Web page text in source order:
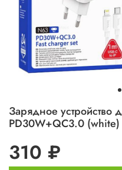
Зарядное
PD30W+QC3.0 (white)
310 ₽